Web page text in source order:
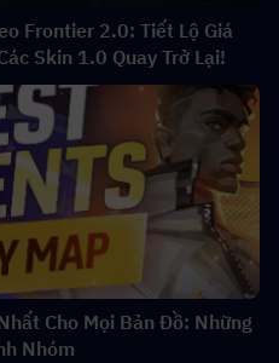
Frontier 2.0: Tiết Lộ Giá
Skin 1.0 Quay Trở Lại!
Cho Mọi Bản Đồ: Những
Nhóm